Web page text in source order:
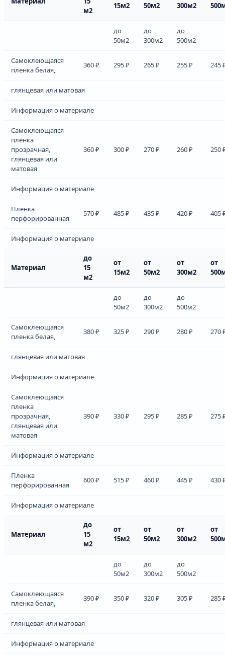
м2
15м2
50м2
300м2
до
50м2
до
300м2
до
500м2
Самоклеющаяся
пленка белая,
360 ₽ 295 ₽ 265 ₽ 255 ₽ 245
глянцевая или матовая
Информация о материале
Самоклеющаяся
пленка
прозрачная,
глянцевая или
матовая
360 ₽ 300 ₽ 270 ₽ 260 ₽ 250
Информация о материале
Пленка
перфорированная
570 ₽ 485 ₽ 435 ₽ 420 ₽ 405
Информация о материале
Материал
до
15
м2
от
15м2
от
50м2
от
300м2
от
до
50м2
до
300м2
до
500м2
Самоклеющаяся
пленка белая,
380 ₽ 325 ₽ 290 ₽ 280 ₽ 270
глянцевая или матовая
Информация о материале
Самоклеющаяся
пленка
прозрачная,
глянцевая или
матовая
390 ₽ 330 ₽ 295 ₽ 285 ₽ 275
Информация о материале
Пленка
перфорированная
600 ₽ 515 ₽ 460 ₽ 445 ₽ 430
Информация о материале
Материал
до
15
м2
от
15м2
от
50м2
от
300м2
от
до
50м2
до
300м2
до
500м2
Самоклеющаяся
пленка белая,
390 ₽ 350 ₽ 320 ₽ 305 ₽ 285
глянцевая или матовая
Информация о материале